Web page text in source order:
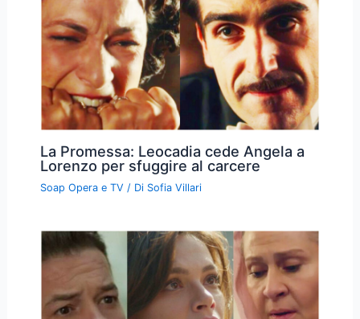
La Promessa: Leocadia cede Angela a
Lorenzo per sfuggire al carcere
Soap Opera e TV / Di Sofia Villari